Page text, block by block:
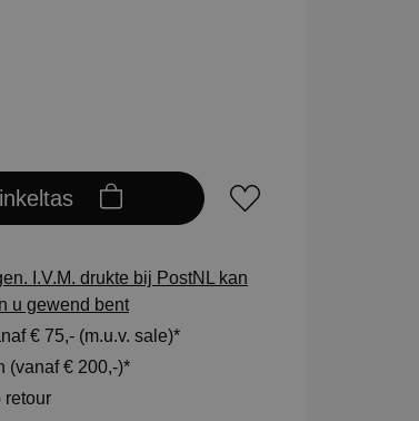
I.V.M. drukte bij PostNL kan
u gewend bent
€ 75,- (m.u.v. sale)*
(vanaf € 200,-)*
retour